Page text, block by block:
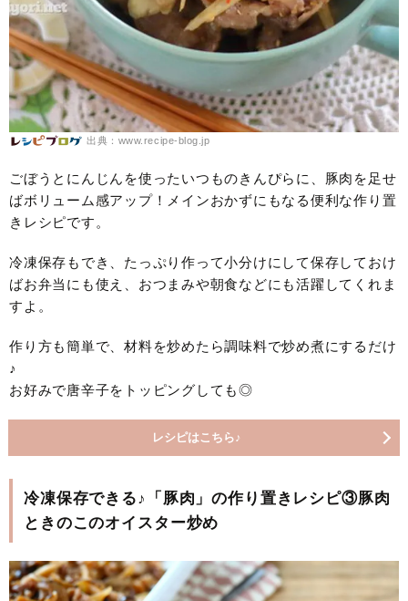
出典：www.recipe-blog.jp
ごぼうとにんじんを使ったいつものきんぴらに、豚肉を足せ
ばボリューム感アップ！メインおかずにもなる便利な作り置
きレシピです。
冷凍保存もでき、たっぷり作って小分けにして保存しておけ
ばお弁当にも使え、おつまみや朝食などにも活躍してくれま
すよ。
作り方も簡単で、材料を炒めたら調味料で炒め煮にするだけ
♪
お好みで唐辛子をトッピングしても◎
レシピはこちら♪
冷凍保存できる♪「豚肉」の作り置きレシピ③豚肉
ときのこのオイスター炒め